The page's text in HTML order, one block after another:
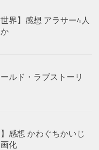
界】感想 アラサー4人
ルド・ラブストーリ
感想 かわぐちかいじ
化